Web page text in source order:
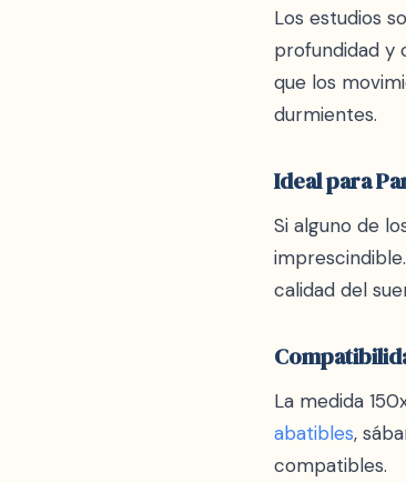
Los estudios
profundidad y
que los
durmientes.
Ideal para
Si alguno de
calidad del
La medida
abatibles,
compatibles.